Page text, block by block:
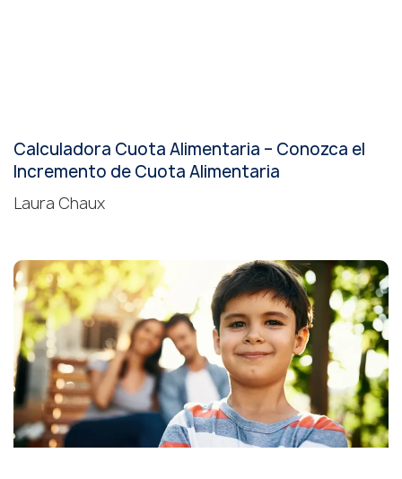
Calculadora Cuota Alimentaria – Conozca el
Incremento de Cuota Alimentaria
Laura Chaux